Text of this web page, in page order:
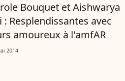
Bouquet et Aishwarya
: Resplendissantes avec
amoureux à l'amfAR
2014